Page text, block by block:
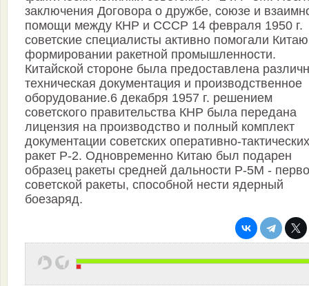
заключения Договора о дружбе, союзе и
помощи между КНР и СССР 14 февраля 1950 г.
советские специалисты активно помогали
формировании ракетной промышленности.
Китайской стороне была предоставлена
техническая документация и производственное
оборудование.6 декабря 1957 г. решением
советского правительства КНР была передана
лицензия на производство и полный комплект
документации советских оперативно-тактических
ракет Р-2. Одновременно Китаю был подарен
образец ракеты средней дальности Р-5М -
советской ракеты, способной нести ядерный
боезаряд.